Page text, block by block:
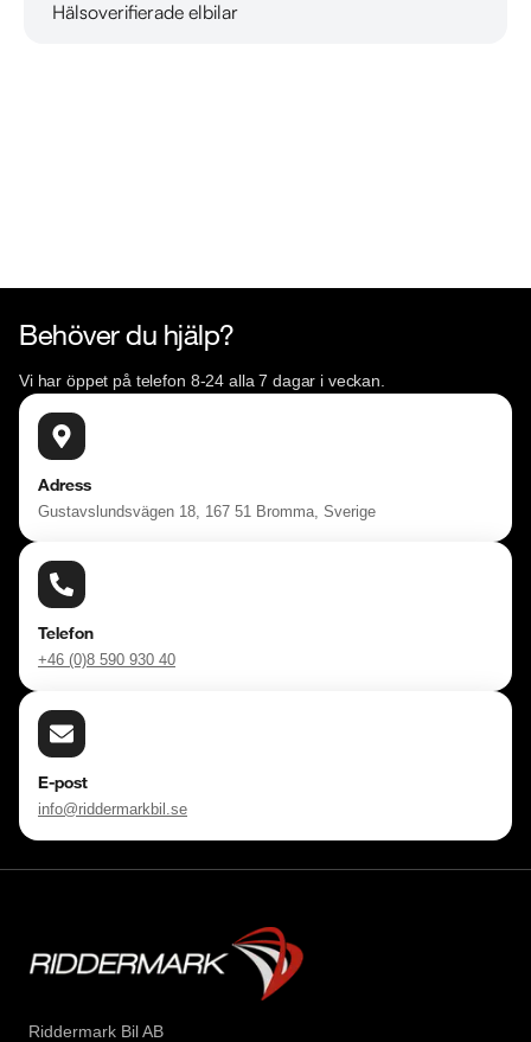
Hälsoverifierade elbilar
Läs mer om oss
Behöver du hjälp?
Vi har öppet på telefon 8-24 alla 7 dagar i veckan.
Adress
Gustavslundsvägen 18, 167 51 Bromma, Sverige
Telefon
+46 (0)8 590 930 40
E-post
info@riddermarkbil.se
Riddermark Bil AB